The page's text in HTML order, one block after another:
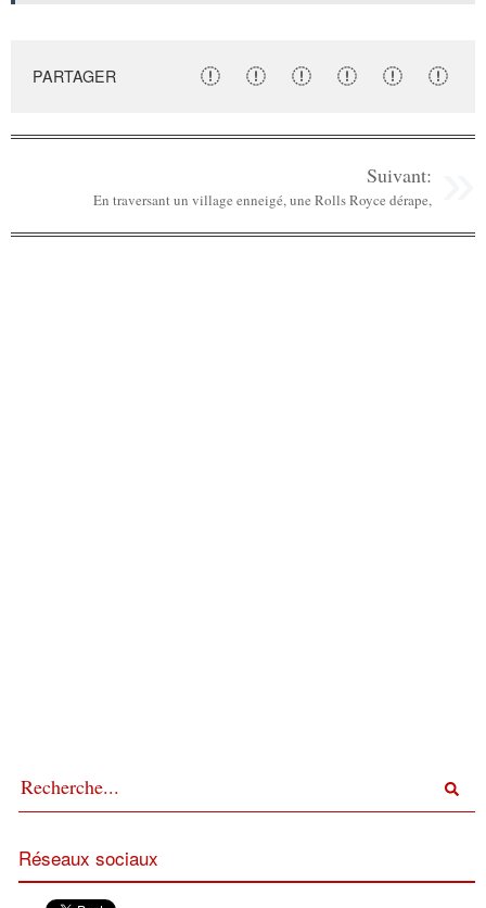
PARTAGER
Suivant:
En traversant un village enneigé, une Rolls Royce dérape,
Réseaux sociaux